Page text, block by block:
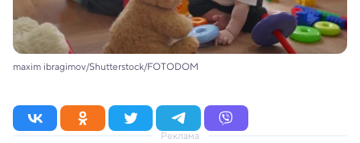
maxim ibragimov/Shutterstock/FOTODOM
Реклама